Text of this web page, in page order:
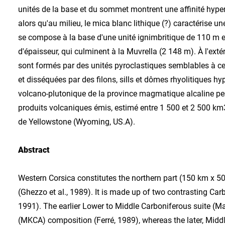
unités de la base et du sommet montrent une affinité
alors qu'au milieu, le mica blanc lithique (?) caractérise
se compose à la base d'une unité ignimbritique de 110
d'épaisseur, qui culminent à la Muvrella (2 148 m). À
sont formés par des unités pyroclastiques semblables à
et disséquées par des filons, sills et dômes rhyolitiques
volcano-plutonique de la province magmatique alcaline
produits volcaniques émis, estimé entre 1 500 et 2 500
de Yellowstone (Wyoming, US.A).
Abstract
Western Corsica constitutes the northern part (150 km x 50 km) of the 400 km-long, 50 km-wide Corsican-Sardinian batholith (Ghezzo et al., 1989). It is made up of two contrasting Carboniferous magma suites (Orsini, 1980 ; Rossi and Cocherie, 1991). The earlier Lower to Middle Carboniferous suite (Marre et al., 1982; Cocherie et al., 1992), is of Mg-K calc-alkaline (MKCA) composition (Ferré, 1989), whereas the later, Middle to Upper Carboniferous suite (Cocherie, 1984), is dominantly calc-alkaline (CASS) (Bralia et al., 1980; Poli et al., 1989). The plutonic rocks intruded Lower Palaeozoic metamorphic units, now preserved as enclaves and rafts (Palagi et al., 1985; Ménot and Orsini, 1990). The batholith was unroofed by ero- sion and then intruded and overlain by volcanic deposits. In northwestern Corsica, two separate episodes of late to post-Variscan volcanic activity have been defined (Vellutini, 1977; Cozzupoli et al., 1990). An Early Permian episode is represented by rocks of the andesite-dacite-rhyolite high-K calc-alkaline suite. The age of the second episode is as yet poorly constrained, palaeontological determinations have yielded Late Permian age. Volcanic formations preserved within Scandalo-Senino and Monte Cinto cauldrons belong to the basalt-trachyte-comenditic rhyolite alkaline silica-(over) saturated suite. Gabbro, monzonite and alkali-feldspar granite constitute the plutonic equivalents emplaced at 2 000 m depths (Vellutini, 1977; Bonin, 1980,1988; Bonin et al., 1987; Johansen, 1988; Platevoet, 1990; Egeberg et al., 1993). The Monte Cinto massif is a caldera-bearing alkaline complex, where more than 80% of the total area is occupied by volcanic rocks . As the caldera is now largely eroded the term "cauldron" is preferred (Smith and Bailey, 1968). Tertiary tectonic movements created relief which has been highly dissected by Quaternary glaciers. The upper Asco valley is a 10 km-long NE- trending natural cross-section within the interior of the caldera along which relief reaches 1 400 m between Asco vil- lage and the summit of Muvrella and 2 000 m between Asco and Monte Cinto. Three major units are very well exposed and the complete stratigraphie sequence cun be observed through a thickness of as much as 2 000 m (figure 1). The aim of this paper is to detail the stratigraphie succession on a trail along the Stranciacone valley, from the border fault marked by the Santonaccia, Casanovaccia and Corbica valleys, which join the Stranciacone valley at 660 m elevation, up To the summit of Muvrella (2 148 m) (Mercury et al., 1992). The lower series The lower series is exposed from the caldera border fault (660 m elevation) to beyond the Manica bridge (995 m elevation). This marks the onset of the alkaline volcanic activity, and is composed of eight units forming two subseries which have been distinguished on the basis of the 40° angular unconformity which seperates the two subseries and a difference in general colour, the lower subseries being greyish-green, and the upper one dark green to violet (figure 1). The lower subseries. Along the D147 road from the Osso di Pino Spring to beyond the Roggia bridge (788 m elevation), three subvertical eruptive units (numbered 1 to 3) are exposed near the border fault. They are heavily intruded by late rhyolitic dykes 1 to 8 m-thick and a large border dome, as much as 1 km in diameter from Casanovaccia valley to Osso di Pino Spring. Intrusive rocks everywhere show lobate contacts, suggesting emplacement within somewhat ductile and not entirely consolidated host rocks. Each unit is about 110 m-thick and composed of three sequences (figure 2): 1) A volcano-sedimentary sequence, O.5-15 m-thick and averaging 10 m-thick, composed of epiclastites and/or pelites deposited in shallow lacustrine environments; 2) A sequence, 5-7 m-thick, of ash-fall tuffs and cinerites, essentially in units 2 and 3, in fine-grained beds 10 cm to 1 m-thick. 3) A thick pyroclastic sequence, averaging 95 m-thick, of mas- sive tuff in dark, metre-thick, clast-bearing beds. The tuff is generally porphyritic, with phenocrysts of alkali feldspar, skeletal quartz and oxides, and contains lithic clasts and devitrified pumice in a groundmass of alkali feldspar, quartz and dark minerals converted to chlorite. Dykelefs of black retinite (completely devitrified obsidian) 10-20 cm thick, form "rheodykes" pressed from the compacting pyroclustic deposits. Zircon typology (Pupin, 1976, 1980) on sample Ul (unit 1) is typical of alkaline felsic rocks